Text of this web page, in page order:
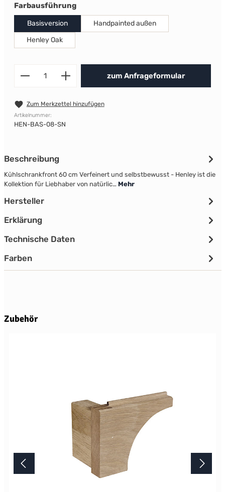
Farbausführungauswählen
Basisversion
Handpainted außen
Henley Oak
Produkt Anzahl: Gib den
zum Anfrageformular
Zum Merkzettel hinzufügen
Artikelnummer:
HEN-BAS-08-SN
Beschreibung
Kühlschrankfront 60 cm Verfeinert und selbstbewusst - Henley ist die
Kollektion für Liebhaber von natürlic… Mehr
Hersteller
Erklärung
Technische Daten
Farben
Produktgalerie überspringen
Zubehör